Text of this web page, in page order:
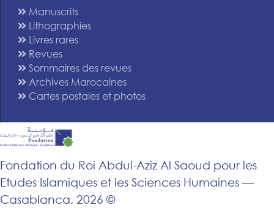
Manuscrits
Lithographies
Livres rares
Revues
Sommaires des revues
Archives Marocaines
Cartes postales et photos
Fondation du Roi Abdul-Aziz Al Saoud pour les
Etudes Islamiques et les Sciences Humaines —
Casablanca, 2026 ©